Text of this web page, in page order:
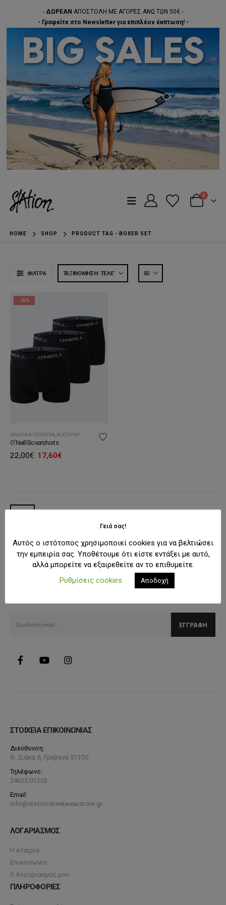
- ΔΩΡΕΑΝ ΑΠΟΣΤΟΛΗ ΜΕ ΑΓΟΡΕΣ ΑΝΩ ΤΩΝ 50€ -
- Γραφείτε στο Newsletter για επιπλέον έκπτωση! -
0
HOME SHOP PRODUCT TAG - BOXER SET
ΦΊΛΤΡΑ
-20%
ΑΝΔΡΙΚΆ ΕΣΏΡΟΥΧΑ ΑΞΕΣΟΥΆΡ
O'Νeill Boxershorts
22,00€ Original
17,60€Η
Λάβετε όλες τις τελευταίες πληροφορίες για εκπτώσεις και
ΣΤΟΙΧΕΙΑ ΕΠΙΚΟΙΝΩΝΙΑΣ
Διεύθυνση:
Θ. Ζιάκα 6, Γρεβενά 51100
Τηλέφωνο:
24625 01202
Email:
info@stationstreetwearstore.gr
ΛΟΓΑΡΙΑΣΜΟΣ
Η εταιρία
Επικοινωνία
Ο λογαριασμός μου
ΠΛΗΡΟΦΟΡΙΕΣ
Γειά σας!
Αυτός ο ιστότοπος χρησιμοποιεί cookies για να βελτιώσει
την εμπειρία σας. Υποθέτουμε ότι είστε εντάξει με αυτό,
αλλά μπορείτε να εξαιρεθείτε αν το επιθυμείτε.
Ρυθμίσεις cookies
Αποδοχή